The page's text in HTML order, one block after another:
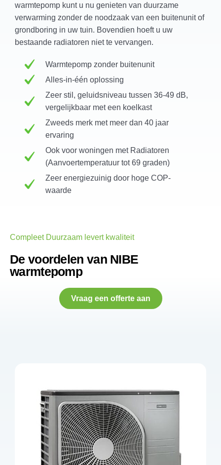
warmtepomp kunt u nu genieten van duurzame
verwarming zonder de noodzaak van een buitenunit of
grondboring in uw tuin. Bovendien hoeft u uw
bestaande radiatoren niet te vervangen.
Warmtepomp zonder buitenunit
Alles-in-één oplossing
Zeer stil, geluidsniveau tussen 36-49 dB,
vergelijkbaar met een koelkast
Zweeds merk met meer dan 40 jaar
ervaring
Ook voor woningen met Radiatoren
(Aanvoertemperatuur tot 69 graden)
Zeer energiezuinig door hoge COP-
waarde
Compleet Duurzaam levert kwaliteit
De voordelen van NIBE
warmtepomp
Vraag een offerte aan